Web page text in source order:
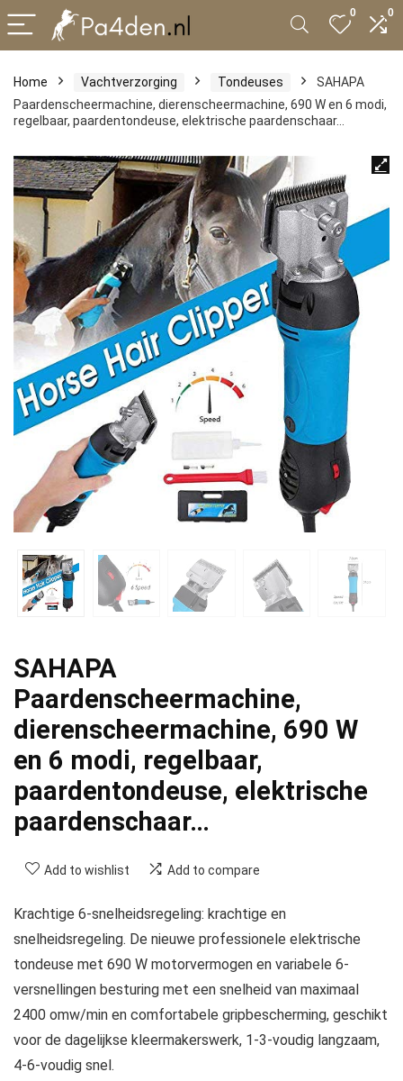
0 0
Home Vachtverzorging Tondeuses
SAHAPA
Paardenscheermachine, dierenscheermachine, 690 W en 6 modi,
regelbaar, paardentondeuse, elektrische paardenschaar…
SAHAPA
Paardenscheermachine,
dierenscheermachine, 690 W
en 6 modi, regelbaar,
paardentondeuse, elektrische
paardenschaar…
Add to wishlist Add to compare
Krachtige 6-snelheidsregeling: krachtige en
snelheidsregeling. De nieuwe professionele elektrische
tondeuse met 690 W motorvermogen en variabele 6-
versnellingen besturing met een snelheid van maximaal
2400 omw/min en comfortabele gripbescherming, geschikt
voor de dagelijkse kleermakerswerk, 1-3-voudig langzaam,
4-6-voudig snel.